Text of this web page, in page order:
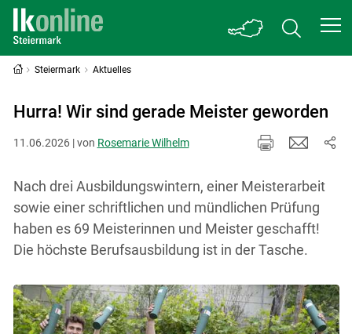
Steiermark Aktuelles
Hurra! Wir sind gerade Meister geworden
11.06.2026 | von Rosemarie Wilhelm
Nach drei Ausbildungswintern, einer Meisterarbeit
sowie einer schriftlichen und mündlichen Prüfung
haben es 69 Meisterinnen und Meister geschafft!
Die höchste Berufsausbildung ist in der Tasche.